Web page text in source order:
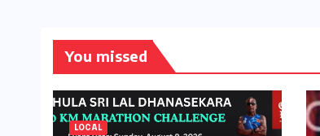
You missed
LOCAL